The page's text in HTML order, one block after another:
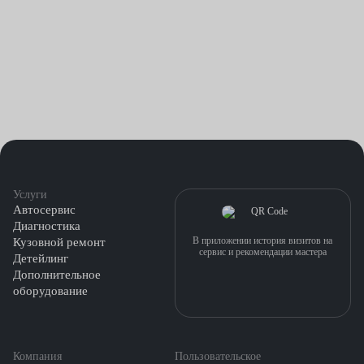
Услуги
Автосервис
Диагностика
Кузовной ремонт
Детейлинг
Дополнительное
оборудование
Компания
Пользовательское
В приложении история визитов на
сервис и рекомендации мастера